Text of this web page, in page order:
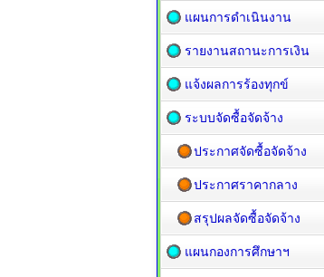
แผนการดำเนินงาน
รายงานสถานะการเงิน
แจ้งผลการร้องทุกข์
ระบบจัดซื้อจัดจ้าง
ประกาศจัดซื้อจัดจ้าง
ประกาศราคากลาง
สรุปผลจัดซื้อจัดจ้าง
แผนกองการศึกษาฯ